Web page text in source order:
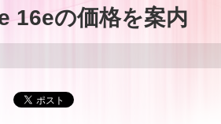
16eの価格を案内